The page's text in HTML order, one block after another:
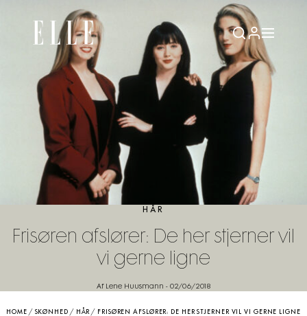
HÅR
Frisøren afslører: De her stjerner vil
vi gerne ligne
Af Lene Huusmann - 02/06/2018
HOME / SKØNHED / HÅR / FRISØREN AFSLØRER: DE HER STJERNER VIL VI GERNE LIGNE